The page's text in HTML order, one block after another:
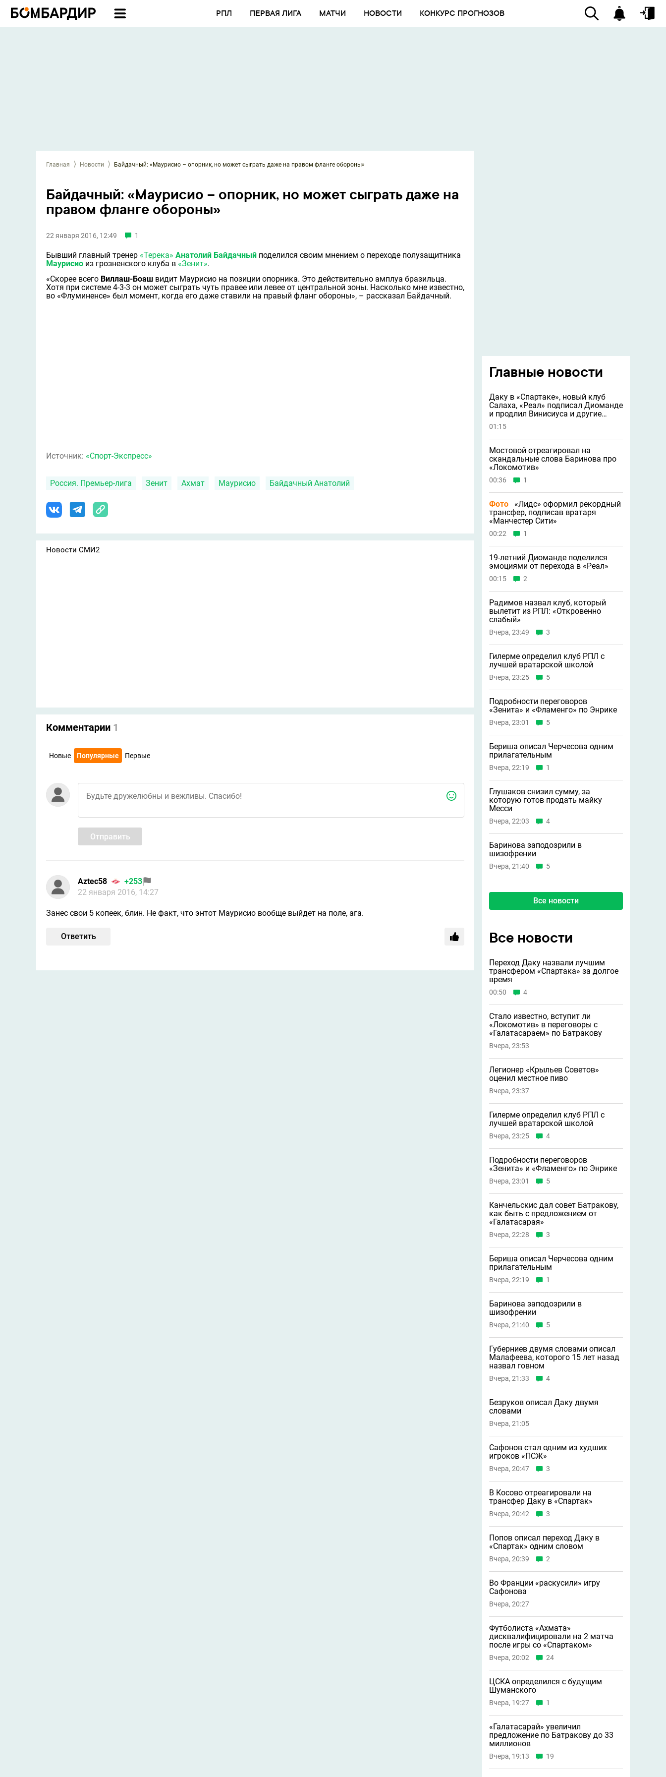
РПЛ ПЕРВАЯ ЛИГА МАТЧИ НОВОСТИ КОНКУРС ПРОГНОЗОВ
Главная Новости Байдачный: «Маурисио – опорник, но может сыграть даже на правом фланге обороны»
Байдачный: «Маурисио – опорник, но может сыграть даже на
правом фланге обороны»
22 января 2016, 12:49 1
Бывший главный тренер «Терека» Анатолий Байдачный поделился своим мнением о переходе полузащитника
Маурисио из грозненского клуба в «Зенит».
«Скорее всего Виллаш-Боаш видит Маурисио на позиции опорника. Это действительно амплуа бразильца.
Хотя при системе 4-3-3 он может сыграть чуть правее или левее от центральной зоны. Насколько мне известно,
во «Флуминенсе» был момент, когда его даже ставили на правый фланг обороны», – рассказал Байдачный.
Источник: «Спорт-Экспресс»
Россия. Премьер-лига Зенит Ахмат Маурисио Байдачный Анатолий
Новости СМИ2
Комментарии 1
Новые Популярные Первые
Отправить
Aztec58
+253
22 января 2016, 14:27
Занес свои 5 копеек, блин. Не факт, что энтот Маурисио вообще выйдет на поле, ага.
Ответить
Главные новости
Даку в «Спартаке», новый клуб
Салаха, «Реал» подписал Диоманде
и продлил Винисиуса и другие
новости
01:15
Мостовой отреагировал на
скандальные слова Баринова про
«Локомотив»
00:36 1
Фото
«Лидс» оформил рекордный
трансфер, подписав вратаря
«Манчестер Сити»
00:22 1
19-летний Диоманде поделился
эмоциями от перехода в «Реал»
00:15 2
Радимов назвал клуб, который
вылетит из РПЛ: «Откровенно
слабый»
Вчера, 23:49 3
Гилерме определил клуб РПЛ с
лучшей вратарской школой
Вчера, 23:25 5
Подробности переговоров
«Зенита» и «Фламенго» по Энрике
Вчера, 23:01 5
Бериша описал Черчесова одним
прилагательным
Вчера, 22:19 1
Глушаков снизил сумму, за
которую готов продать майку
Месси
Вчера, 22:03 4
Баринова заподозрили в
шизофрении
Вчера, 21:40 5
Все новости
Все новости
Переход Даку назвали лучшим
трансфером «Спартака» за долгое
время
00:50 4
Стало известно, вступит ли
«Локомотив» в переговоры с
«Галатасараем» по Батракову
Вчера, 23:53
Легионер «Крыльев Советов»
оценил местное пиво
Вчера, 23:37
Гилерме определил клуб РПЛ с
лучшей вратарской школой
Вчера, 23:25 4
Подробности переговоров
«Зенита» и «Фламенго» по Энрике
Вчера, 23:01 5
Канчельскис дал совет Батракову,
как быть с предложением от
«Галатасарая»
Вчера, 22:28 3
Бериша описал Черчесова одним
прилагательным
Вчера, 22:19 1
Баринова заподозрили в
шизофрении
Вчера, 21:40 5
Губерниев двумя словами описал
Малафеева, которого 15 лет назад
назвал говном
Вчера, 21:33 4
Безруков описал Даку двумя
словами
Вчера, 21:05
Сафонов стал одним из худших
игроков «ПСЖ»
Вчера, 20:47 3
В Косово отреагировали на
трансфер Даку в «Спартак»
Вчера, 20:42 3
Попов описал переход Даку в
«Спартак» одним словом
Вчера, 20:39 2
Во Франции «раскусили» игру
Сафонова
Вчера, 20:27
Футболиста «Ахмата»
дисквалифицировали на 2 матча
после игры со «Спартаком»
Вчера, 20:02 24
ЦСКА определился с будущим
Шуманского
Вчера, 19:27 1
«Галатасарай» увеличил
предложение по Батракову до 33
миллионов
Вчера, 19:13 19